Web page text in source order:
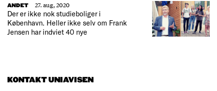
ANDET
27. aug, 2020
Der er ikke nok studieboliger i
København. Heller ikke selv om Frank
Jensen har indviet 40 nye
KONTAKT UNIAVISEN